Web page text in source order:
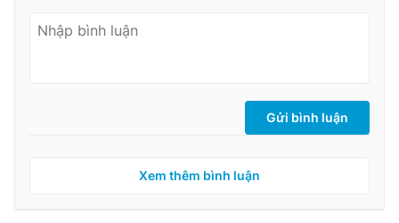
Gửi bình luận
Xem thêm bình luận